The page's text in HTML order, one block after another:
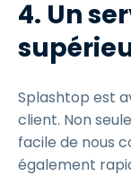
4. Un
Splashtop est
client. Non
facile de nous
également